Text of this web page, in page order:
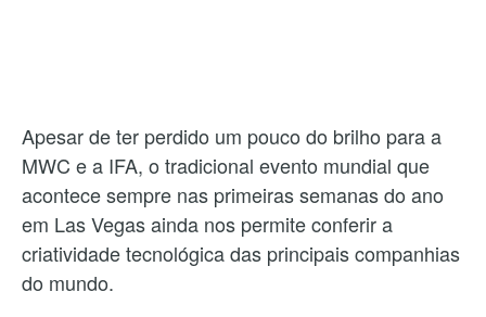
Apesar de ter perdido um pouco do brilho para a
MWC e a IFA, o tradicional evento mundial que
acontece sempre nas primeiras semanas do ano
em Las Vegas ainda nos permite conferir a
criatividade tecnológica das principais companhias
do mundo.